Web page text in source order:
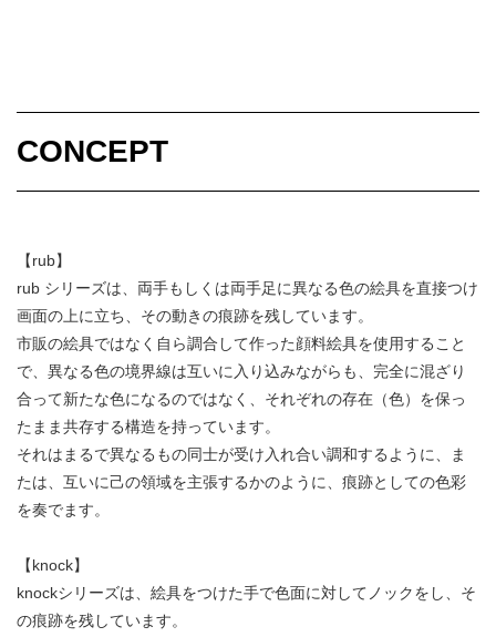
CONCEPT
【rub】
rub シリーズは、両手もしくは両手足に異なる色の絵具を直接つけ
画面の上に立ち、その動きの痕跡を残しています。
市販の絵具ではなく自ら調合して作った顔料絵具を使用すること
で、異なる色の境界線は互いに入り込みながらも、完全に混ざり
合って新たな色になるのではなく、それぞれの存在（色）を保っ
たまま共存する構造を持っています。
それはまるで異なるもの同士が受け入れ合い調和するように、ま
たは、互いに己の領域を主張するかのように、痕跡としての色彩
を奏でます。
【knock】
knockシリーズは、絵具をつけた手で色面に対してノックをし、そ
の痕跡を残しています。